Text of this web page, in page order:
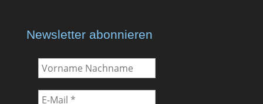
Newsletter abonnieren
Vorname
Nachname
E-